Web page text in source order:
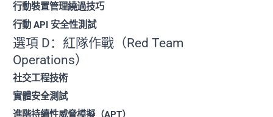
行動裝置管理繞過技巧
行動 API 安全性測試
選項 D：紅隊作戰（Red Team
Operations）
社交工程技術
實體安全測試
進階持續性威脅模擬（APT）